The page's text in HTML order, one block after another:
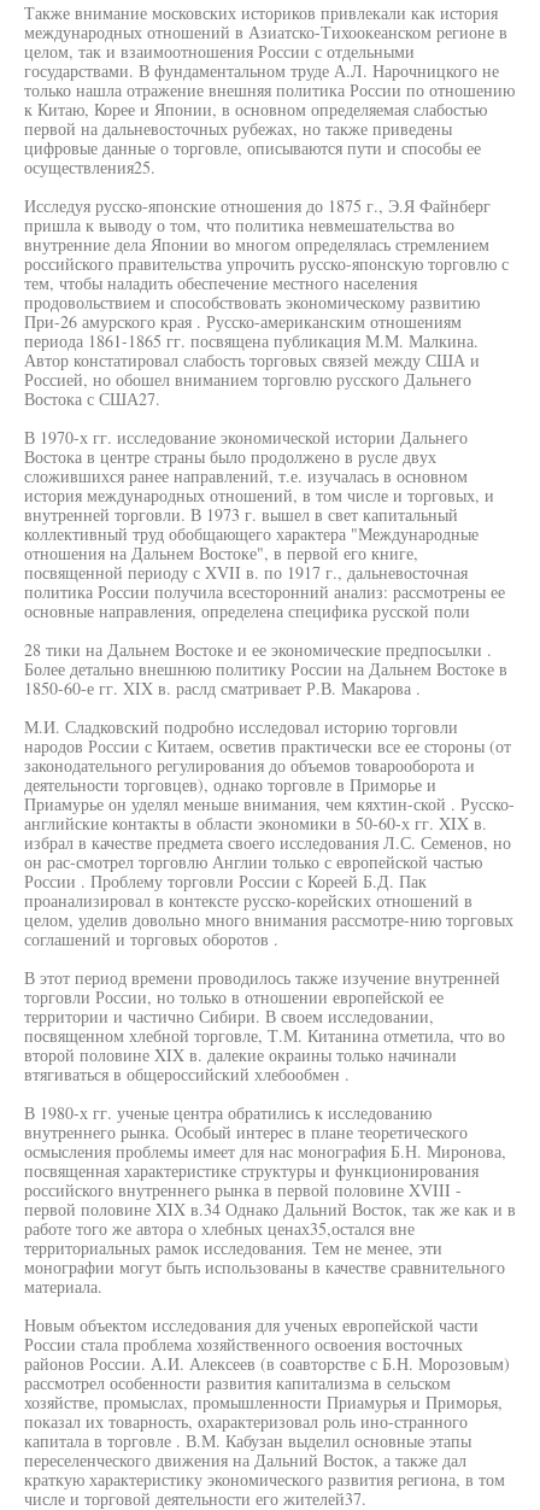
Также внимание московских историков привлекали как история
международных отношений в Азиатско-Тихоокеанском регионе в
целом, так и взаимоотношения России с отдельными
государствами. В фундаментальном труде А.Л. Нарочницкого не
только нашла отражение внешняя политика России по отношению
к Китаю, Корее и Японии, в основном определяемая слабостью
первой на дальневосточных рубежах, но также приведены
цифровые данные о торговле, описываются пути и способы ее
осуществления25.
Исследуя русско-японские отношения до 1875 г., Э.Я Файнберг
пришла к выводу о том, что политика невмешательства во
внутренние дела Японии во многом определялась стремлением
российского правительства упрочить русско-японскую торговлю с
тем, чтобы наладить обеспечение местного населения
продовольствием и способствовать экономическому развитию
При-26 амурского края . Русско-американским отношениям
периода 1861-1865 гг. посвящена публикация М.М. Малкина.
Автор констатировал слабость торговых связей между США и
Россией, но обошел вниманием торговлю русского Дальнего
Востока с США27.
В 1970-х гг. исследование экономической истории Дальнего
Востока в центре страны было продолжено в русле двух
сложившихся ранее направлений, т.е. изучалась в основном
история международных отношений, в том числе и торговых, и
внутренней торговли. В 1973 г. вышел в свет капитальный
коллективный труд обобщающего характера "Международные
отношения на Дальнем Востоке", в первой его книге,
посвященной периоду с XVII в. по 1917 г., дальневосточная
политика России получила всесторонний анализ: рассмотрены ее
основные направления, определена специфика русской поли
28 тики на Дальнем Востоке и ее экономические предпосылки .
Более детально внешнюю политику России на Дальнем Востоке в
1850-60-е гг. XIX в. раслд сматривает Р.В. Макарова .
М.И. Сладковский подробно исследовал историю торговли
народов России с Китаем, осветив практически все ее стороны (от
законодательного регулирования до объемов товарооборота и
деятельности торговцев), однако торговле в Приморье и
Приамурье он уделял меньше внимания, чем кяхтин-ской . Русско-
английские контакты в области экономики в 50-60-х гг. XIX в.
избрал в качестве предмета своего исследования Л.С. Семенов, но
он рас-смотрел торговлю Англии только с европейской частью
России . Проблему торговли России с Кореей Б.Д. Пак
проанализировал в контексте русско-корейских отношений в
целом, уделив довольно много внимания рассмотре-нию торговых
соглашений и торговых оборотов .
В этот период времени проводилось также изучение внутренней
торговли России, но только в отношении европейской ее
территории и частично Сибири. В своем исследовании,
посвященном хлебной торговле, Т.М. Китанина отметила, что во
второй половине XIX в. далекие окраины только начинали
втягиваться в общероссийский хлебообмен .
В 1980-х гг. ученые центра обратились к исследованию
внутреннего рынка. Особый интерес в плане теоретического
осмысления проблемы имеет для нас монография Б.Н. Миронова,
посвященная характеристике структуры и функционирования
российского внутреннего рынка в первой половине XVIII -
первой половине XIX в.34 Однако Дальний Восток, так же как и в
работе того же автора о хлебных ценах35,остался вне
территориальных рамок исследования. Тем не менее, эти
монографии могут быть использованы в качестве сравнительного
материала.
Новым объектом исследования для ученых европейской части
России стала проблема хозяйственного освоения восточных
районов России. А.И. Алексеев (в соавторстве с Б.Н. Морозовым)
рассмотрел особенности развития капитализма в сельском
хозяйстве, промыслах, промышленности Приамурья и Приморья,
показал их товарность, охарактеризовал роль ино-странного
капитала в торговле . В.М. Кабузан выделил основные этапы
переселенческого движения на Дальний Восток, а также дал
краткую характеристику экономического развития региона, в том
числе и торговой деятельности его жителей37.